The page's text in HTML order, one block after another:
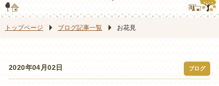
トップページ ブログ記事一覧 お花見
2020年04月02日 ブログ